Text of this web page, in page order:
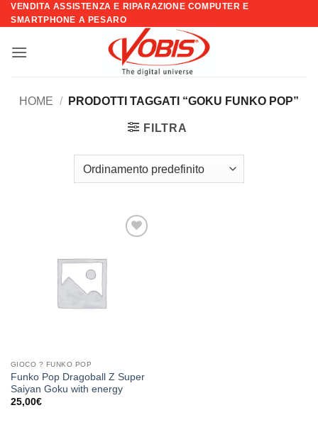
Salta
ai
VENDITA ASSISTENZA E RIPARAZIONE COMPUTER E
SMARTPHONE A PESARO
HOME / PRODOTTI TAGGATI “GOKU FUNKO POP”
FILTRA
GIOCO ? FUNKO POP
Funko Pop Dragoball Z Super
Saiyan Goku with energy
25,00€